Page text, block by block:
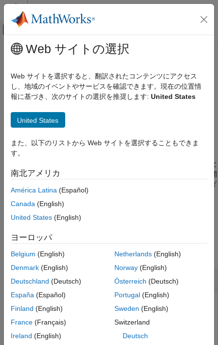
コンテンツへスキップ
オフキャンバス ナビゲーション メ
ドキュメンテーションのホーム
プログラミング
ファイルとフォルダー
winopen
構文
例
参考
メインコンテンツ
winopen
適切なアプリケーションでファイルを開く (Windows)
構文
説明
は、指定されたファイルをそのファイルの拡張子と
関連付けられている Microsoft
アプリケーションで開
でファイルをダ
ブルクリックしたときと同じアクションを実行します。
例
例
すべて折りたたむ
Microsoft Word でファイルを開く
Microsoft® Word でファイル thesis.docx
Web サイトの選択
Web サイトを選択すると、翻訳されたコンテンツにアクセス
し、地域のイベントやサービスを確認できます。現在の位置情
報に基づき、次のサイトの選択を推奨します: United States
United States
また、以下のリストから Web サイトを選択することもできま
す。
南北アメリカ
América Latina (Español)
Canada (English)
United States (English)
ヨーロッパ
Belgium (English)
Denmark (English)
Deutschland (Deutsch)
España (Español)
Finland (English)
France (Français)
Ireland (English)
Netherlands(English)
Norway(English)
Österreich (Deutsch)
Portugal(English)
Sweden (English)
Switzerland
Deutsch